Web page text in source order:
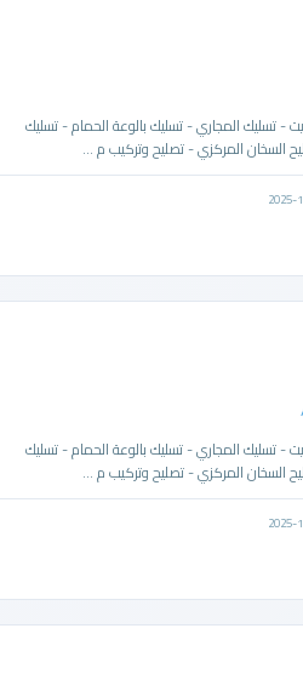
تسليك المجاري - تسليك بالوعة الحمام - تسليك
المركزي - تصليح وتركيب م ...
تسليك المجاري - تسليك بالوعة الحمام - تسليك
المركزي - تصليح وتركيب م ...